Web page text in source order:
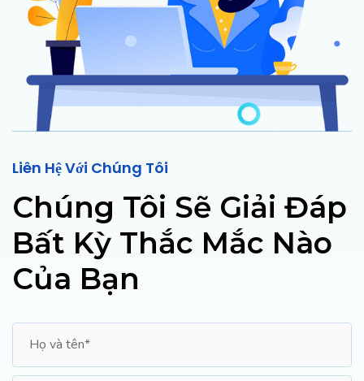
Liên Hệ Với Chúng Tôi​
Chúng Tôi Sẽ Giải Đáp
Bất Kỳ Thắc Mắc Nào
Của Bạn​​